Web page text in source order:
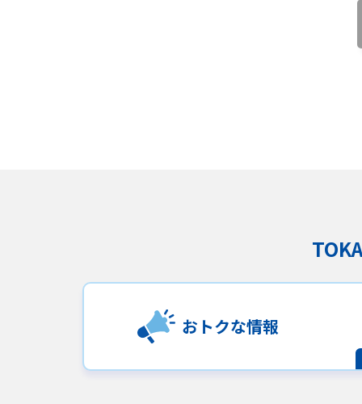
おトクな情報